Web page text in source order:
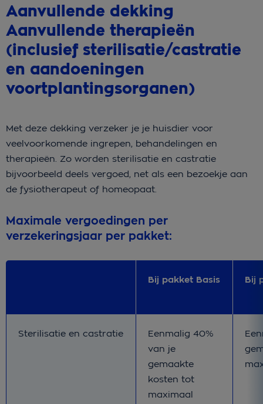
Aanvullende dekking
Aanvullende therapieën
(inclusief sterilisatie/castratie
en aandoeningen
voortplantingsorganen)
Met deze dekking verzeker je je huisdier voor
veelvoorkomende ingrepen, behandelingen en
therapieën. Zo worden sterilisatie en castratie
bijvoorbeeld deels vergoed, net als een bezoekje aan
de fysiotherapeut of homeopaat.
Maximale vergoedingen per
verzekeringsjaar per pakket:
Bij pakket Basis Bij
Sterilisatie en castratie Bij pakket Basis
Eenmalig 40%
van je
gemaakte
kosten tot
maximaal
Bij